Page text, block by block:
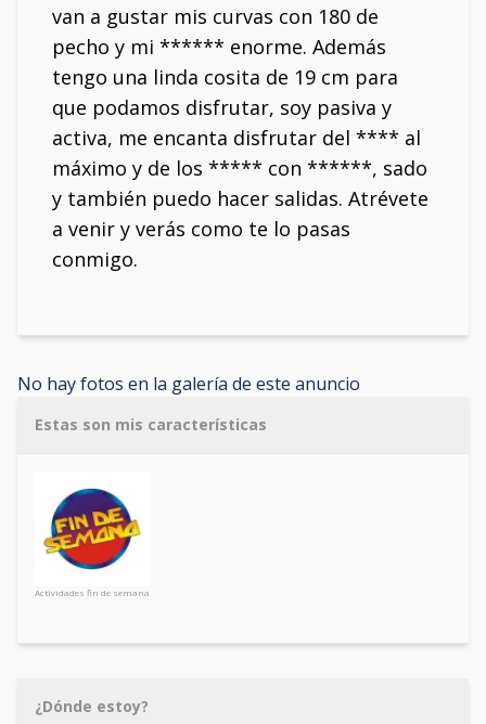
van a gustar mis curvas con 180 de
pecho y mi ****** enorme. Además
tengo una linda cosita de 19 cm para
que podamos disfrutar, soy pasiva y
activa, me encanta disfrutar del **** al
máximo y de los ***** con ******, sado
y también puedo hacer salidas. Atrévete
a venir y verás como te lo pasas
conmigo.
No hay fotos en la galería de este anuncio
Estas son mis características
Actividades fin de semana
¿Dónde estoy?